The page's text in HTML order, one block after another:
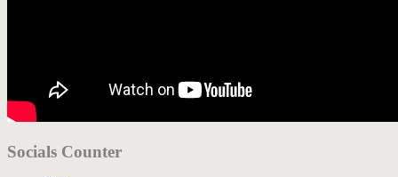
Socials Counter